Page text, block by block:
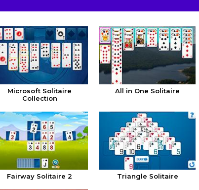
Microsoft Solitaire
Collection
All in One Solitaire
Fairway Solitaire 2 Triangle Solitaire